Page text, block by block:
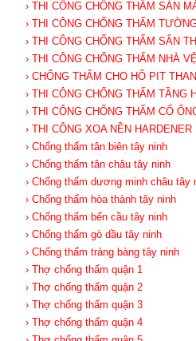
› THI CÔNG CHỐNG THẤM SÀN
› THI CÔNG CHỐNG THẤM
› THI CÔNG CHỐNG THẤM SÂN
› THI CÔNG CHỐNG THẤM NHÀ
› CHỐNG THẤM CHO HỐ PIT
› THI CÔNG CHỐNG THẤM TẦNG
› THI CÔNG CHỐNG THẤM CỔ
› THI CÔNG XOA NỀN HARDENER
› Chống thấm tân biên tây ninh
› Chống thấm tân châu tây ninh
› Chống thấm dương minh châu tây
› Chống thấm hòa thành tây ninh
› Chống thấm bến cầu tây ninh
› Chống thấm gò dầu tây ninh
› Chống thấm trảng bàng tây ninh
› Thợ chống thấm quận 1
› Thợ chống thấm quận 2
› Thợ chống thấm quận 3
› Thợ chống thấm quận 4